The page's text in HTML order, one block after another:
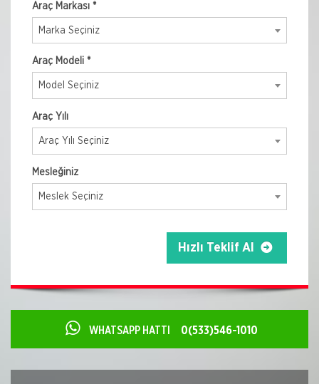
Araç Markası *
Marka Seçiniz
Araç Modeli *
Model Seçiniz
Araç Yılı
Araç Yılı Seçiniz
Mesleğiniz
Meslek Seçiniz
Hızlı Teklif Al
WHATSAPP HATTI 0(533)546-1010